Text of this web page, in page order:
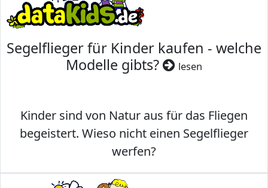
Segelflieger für Kinder kaufen - welche
Modelle gibts?
lesen
Kinder sind von Natur aus für das Fliegen
begeistert. Wieso nicht einen Segelflieger
werfen?